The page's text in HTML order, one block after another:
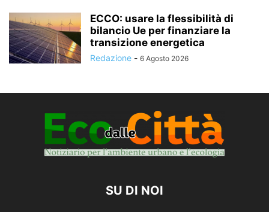
ECCO: usare la flessibilità di
bilancio Ue per finanziare la
transizione energetica
Redazione - 6 Agosto 2026
SU DI NOI